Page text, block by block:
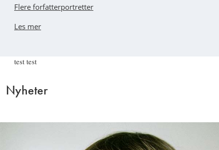
Flere forfatterportretter
Les mer
test test
Nyheter